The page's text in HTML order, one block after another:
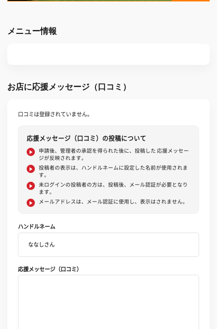
メニュー情報
お店に応援メッセージ（口コミ）
口コミは登録されていません。
応援メッセージ（口コミ）の投稿について
申請後、管理者の承認を得られた後に、投稿した 応援メッセー
ジが反映されます。
投稿者の表示は、ハンドルネームに設定した名前が使用されま
す。
未ログインの投稿者の方は、投稿後、メール認証が必要となり
ます。
メールアドレスは、メール認証に使用し、表示はされません。
ハンドルネーム
応援メッセージ（口コミ）